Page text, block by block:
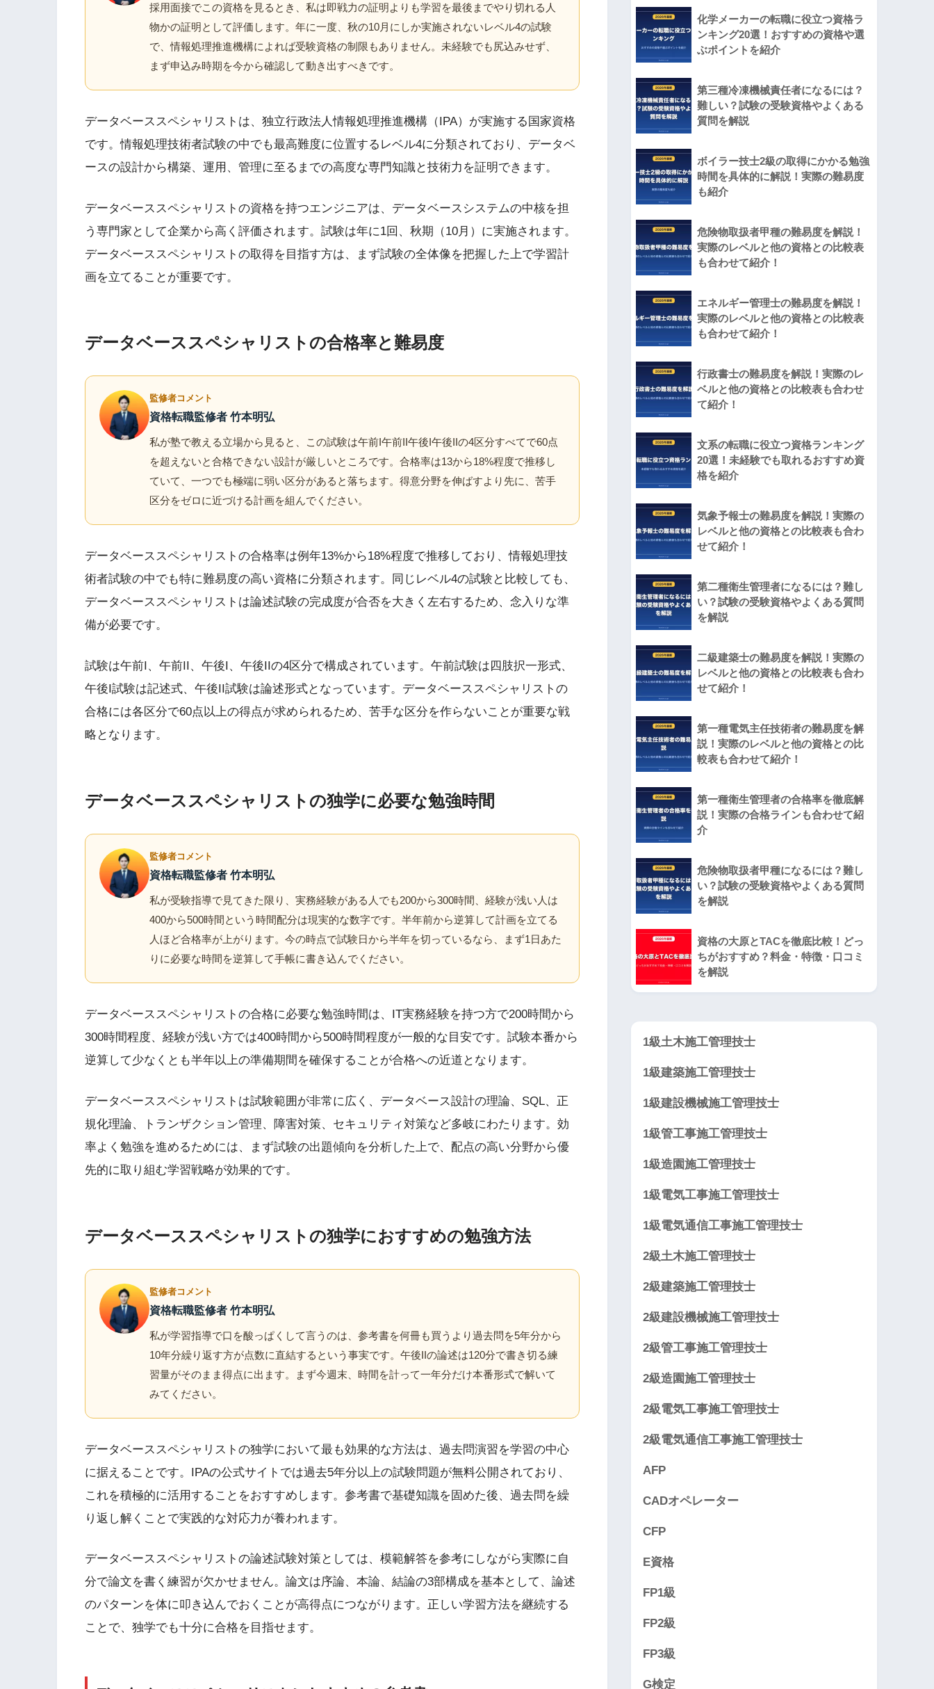
採用面接でこの資格を見るとき、私は即戦力の証明よりも学習を最後までやり切れる人
物かの証明として評価します。年に一度、秋の10月にしか実施されないレベル4の試験
で、情報処理推進機構によれば受験資格の制限もありません。未経験でも尻込みせず、
まず申込み時期を今から確認して動き出すべきです。
データベーススペシャリストは、独立行政法人情報処理推進機構（IPA）が実施する国家資格
です。情報処理技術者試験の中でも最高難度に位置するレベル4に分類されており、データベ
ースの設計から構築、運用、管理に至るまでの高度な専門知識と技術力を証明できます。
データベーススペシャリストの資格を持つエンジニアは、データベースシステムの中核を担
う専門家として企業から高く評価されます。試験は年に1回、秋期（10月）に実施されます。
データベーススペシャリストの取得を目指す方は、まず試験の全体像を把握した上で学習計
画を立てることが重要です。
データベーススペシャリストの合格率と難易度
監修者コメント
資格転職監修者 竹本明弘
私が塾で教える立場から見ると、この試験は午前I午前II午後I午後IIの4区分すべてで60点
を超えないと合格できない設計が厳しいところです。合格率は13から18%程度で推移し
ていて、一つでも極端に弱い区分があると落ちます。得意分野を伸ばすより先に、苦手
区分をゼロに近づける計画を組んでください。
データベーススペシャリストの合格率は例年13%から18%程度で推移しており、情報処理技
術者試験の中でも特に難易度の高い資格に分類されます。同じレベル4の試験と比較しても、
データベーススペシャリストは論述試験の完成度が合否を大きく左右するため、念入りな準
備が必要です。
試験は午前I、午前II、午後I、午後IIの4区分で構成されています。午前試験は四肢択一形式、
午後I試験は記述式、午後II試験は論述形式となっています。データベーススペシャリストの
合格には各区分で60点以上の得点が求められるため、苦手な区分を作らないことが重要な戦
略となります。
データベーススペシャリストの独学に必要な勉強時間
監修者コメント
資格転職監修者 竹本明弘
私が受験指導で見てきた限り、実務経験がある人でも200から300時間、経験が浅い人は
400から500時間という時間配分は現実的な数字です。半年前から逆算して計画を立てる
人ほど合格率が上がります。今の時点で試験日から半年を切っているなら、まず1日あた
りに必要な時間を逆算して手帳に書き込んでください。
データベーススペシャリストの合格に必要な勉強時間は、IT実務経験を持つ方で200時間から
300時間程度、経験が浅い方では400時間から500時間程度が一般的な目安です。試験本番から
逆算して少なくとも半年以上の準備期間を確保することが合格への近道となります。
データベーススペシャリストは試験範囲が非常に広く、データベース設計の理論、SQL、正
規化理論、トランザクション管理、障害対策、セキュリティ対策など多岐にわたります。効
率よく勉強を進めるためには、まず試験の出題傾向を分析した上で、配点の高い分野から優
先的に取り組む学習戦略が効果的です。
データベーススペシャリストの独学におすすめの勉強方法
監修者コメント
資格転職監修者 竹本明弘
私が学習指導で口を酸っぱくして言うのは、参考書を何冊も買うより過去問を5年分から
10年分繰り返す方が点数に直結するという事実です。午後IIの論述は120分で書き切る練
習量がそのまま得点に出ます。まず今週末、時間を計って一年分だけ本番形式で解いて
みてください。
データベーススペシャリストの独学において最も効果的な方法は、過去問演習を学習の中心
に据えることです。IPAの公式サイトでは過去5年分以上の試験問題が無料公開されており、
これを積極的に活用することをおすすめします。参考書で基礎知識を固めた後、過去問を繰
り返し解くことで実践的な対応力が養われます。
データベーススペシャリストの論述試験対策としては、模範解答を参考にしながら実際に自
分で論文を書く練習が欠かせません。論文は序論、本論、結論の3部構成を基本として、論述
のパターンを体に叩き込んでおくことが高得点につながります。正しい学習方法を継続する
ことで、独学でも十分に合格を目指せます。
化学メーカーの転職に役立つ資格ラ
ンキング20選！おすすめの資格や選
ぶポイントを紹介
第三種冷凍機械責任者になるには？
難しい？試験の受験資格やよくある
質問を解説
ボイラー技士2級の取得にかかる勉強
時間を具体的に解説！実際の難易度
も紹介
危険物取扱者甲種の難易度を解説！
実際のレベルと他の資格との比較表
も合わせて紹介！
エネルギー管理士の難易度を解説！
実際のレベルと他の資格との比較表
も合わせて紹介！
行政書士の難易度を解説！実際のレ
ベルと他の資格との比較表も合わせ
て紹介！
文系の転職に役立つ資格ランキング
20選！未経験でも取れるおすすめ資
格を紹介
気象予報士の難易度を解説！実際の
レベルと他の資格との比較表も合わ
せて紹介！
第二種衛生管理者になるには？難し
い？試験の受験資格やよくある質問
を解説
二級建築士の難易度を解説！実際の
レベルと他の資格との比較表も合わ
せて紹介！
第一種電気主任技術者の難易度を解
説！実際のレベルと他の資格との比
較表も合わせて紹介！
第一種衛生管理者の合格率を徹底解
説！実際の合格ラインも合わせて紹
介
危険物取扱者甲種になるには？難し
い？試験の受験資格やよくある質問
を解説
資格の大原とTACを徹底比較！どっ
ちがおすすめ？料金・特徴・口コミ
を解説
1級土木施工管理技士
1級建築施工管理技士
1級建設機械施工管理技士
1級管工事施工管理技士
1級造園施工管理技士
1級電気工事施工管理技士
1級電気通信工事施工管理技士
2級土木施工管理技士
2級建築施工管理技士
2級建設機械施工管理技士
2級管工事施工管理技士
2級造園施工管理技士
2級電気工事施工管理技士
2級電気通信工事施工管理技士
AFP
CADオペレーター
CFP
E資格
FP1級
FP2級
FP3級
G検定